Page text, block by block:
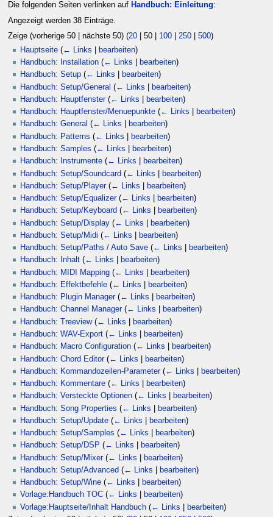
Die folgenden Seiten verlinken auf Handbuch: Einleitung:
Angezeigt werden 38 Einträge.
Zeige (vorherige 50| nächste 50) (20| 50| 100| 250| 500)
Hauptseite (← Links bearbeiten)
Handbuch: Installation (← Links bearbeiten)
Handbuch: Setup (← Links bearbeiten)
Handbuch: Setup/General (← Links bearbeiten)
Handbuch: Hauptfenster (← Links bearbeiten)
Handbuch: Hauptfenster/Menuepunkte (← Links bearbeiten)
Handbuch: General (← Links bearbeiten)
Handbuch: Patterns (← Links bearbeiten)
Handbuch: Samples (← Links bearbeiten)
Handbuch: Instrumente (← Links bearbeiten)
Handbuch: Setup/Soundcard (← Links bearbeiten)
Handbuch: Setup/Player (← Links bearbeiten)
Handbuch: Setup/Equalizer (← Links bearbeiten)
Handbuch: Setup/Keyboard (← Links bearbeiten)
Handbuch: Setup/Display (← Links bearbeiten)
Handbuch: Setup/Midi (← Links bearbeiten)
Handbuch: Setup/Paths / Auto Save (← Links bearbeiten)
Handbuch: Inhalt (← Links bearbeiten)
Handbuch: MIDI Mapping (← Links bearbeiten)
Handbuch: Effektbefehle (← Links bearbeiten)
Handbuch: Plugin Manager (← Links bearbeiten)
Handbuch: Channel Manager (← Links bearbeiten)
Handbuch: Treeview (← Links bearbeiten)
Handbuch: WAV-Export (← Links bearbeiten)
Handbuch: Macro Configuration (← Links bearbeiten)
Handbuch: Chord Editor (← Links bearbeiten)
Handbuch: Kommandozeilen-Parameter (← Links bearbeiten)
Handbuch: Kommentare (← Links bearbeiten)
Handbuch: Versteckte Optionen (← Links bearbeiten)
Handbuch: Song Properties (← Links bearbeiten)
Handbuch: Setup/Update (← Links bearbeiten)
Handbuch: Setup/Samples (← Links bearbeiten)
Handbuch: Setup/DSP (← Links bearbeiten)
Handbuch: Setup/Mixer (← Links bearbeiten)
Handbuch: Setup/Advanced (← Links bearbeiten)
Handbuch: Setup/Wine (← Links bearbeiten)
Vorlage:Handbuch TOC (← Links bearbeiten)
Vorlage:Hauptseite/Inhalt Handbuch (← Links bearbeiten)